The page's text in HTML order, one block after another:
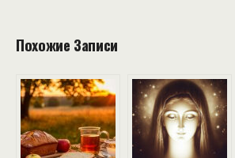
Похожие Записи